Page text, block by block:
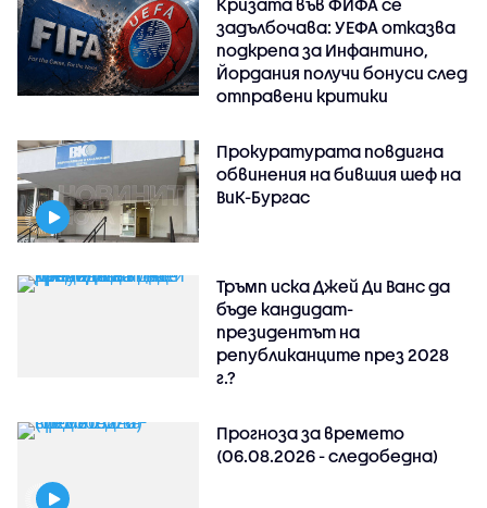
Кризата във ФИФА се
задълбочава: УЕФА отказва
подкрепа за Инфантино,
Йордания получи бонуси след
отправени критики
Прокуратурата повдигна
обвинения на бившия шеф на
ВиК-Бургас
Тръмп иска Джей Ди Ванс да
бъде кандидат-
президентът на
републиканците през 2028
г.?
Прогноза за времето
(06.08.2026 - следобедна)